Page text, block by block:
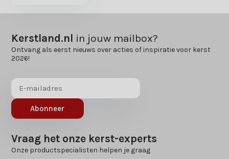
Kerstland.nl in jouw mailbox?
Ontvang als eerst nieuws over acties of inspiratie voor kerst
2026!
Abonneer
Vraag het onze kerst-experts
Onze productspecialisten helpen je graag